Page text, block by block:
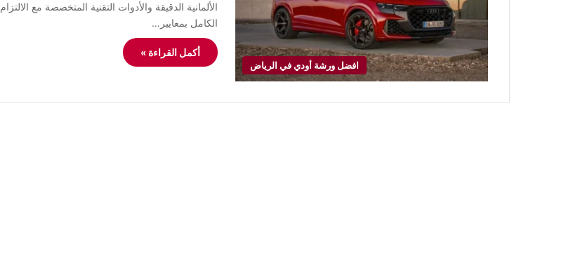
افضل ورشة أودي في الرياض
الألمانية الدقيقة والأدوات التقنية المتخصصة مع الالتزام
الكامل بمعايير…
أكمل القراءة »